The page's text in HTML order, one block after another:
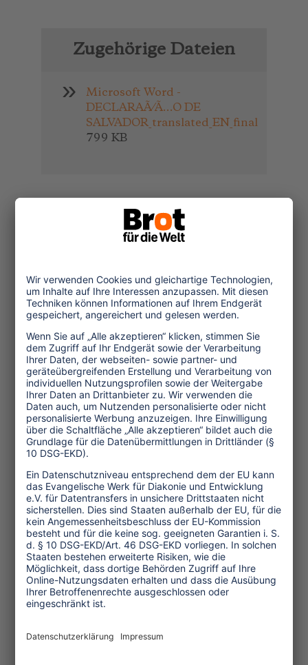
Zugehörige Dateien
Microsoft Word -
DECLARAÃ⁄Ã…O DE
SALVADOR_translated_EN_final
799 KB
Themen
Tourismuspolitik
Kultur und Religion
Umwelt und Klima
Wirtschaft
Menschenrechte
Unternehmensverantwortung
Service und Tipps
One Planet Guide für faires
Reisen